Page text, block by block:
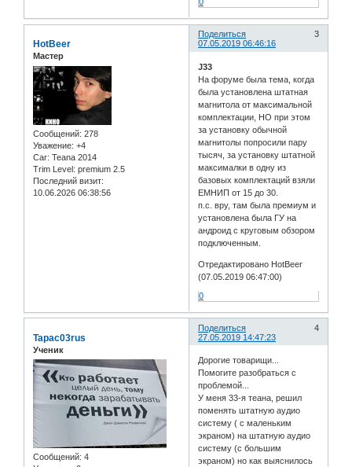
0
Поделиться
3
07.05.2019 06:46:16
HotBeer
Мастер
Сообщений: 278
Уважение: +4
Car: Teana 2014
Trim Level: premium 2.5
Последний визит:
10.06.2026 06:38:56
J33
На форуме была тема, когда
была установлена штатная
магнитола от максимальной
комплектации, НО при этом
за установку обычной
магнитолы попросили пару
тысяч, за установку штатной
максималки в одну из
базовых комплектаций взяли
ЕМНИП от 15 до 30.
п.с. вру, там была премиум и
установлена была ГУ на
андроид с круговым обзором
подключенным.
Отредактировано HotBeer
(07.05.2019 06:47:00)
0
Поделиться
4
27.05.2019 14:47:23
Tapac03rus
Ученик
Сообщений: 4
Дорогие товарищи...
Помогите разобраться с
проблемой...
У меня 33-я теана, решил
поменять штатную аудио
систему ( с маленьким
экраном) на штатную аудио
систему (с большим
экраном) но как выяснилось